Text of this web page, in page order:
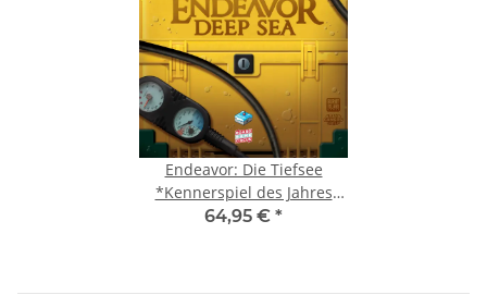
Endeavor: Die Tiefsee
*Kennerspiel des Jahres
2025*
64,95 € *